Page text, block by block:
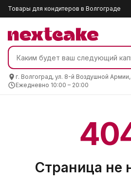
Товары для кондитеров в Волгограде
г. Волгоград, ул. 8-й Воздушной Армии,
Ежедневно 10:00 – 20:00
Страница не